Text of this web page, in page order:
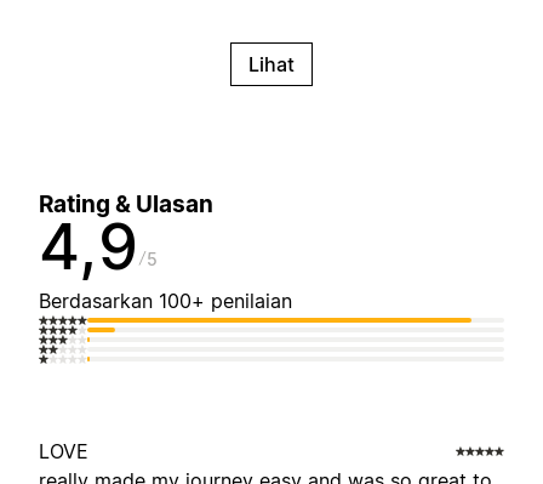
Lihat
Rating & Ulasan
4,9 5
Berdasarkan 100+ penilaian
LOVE